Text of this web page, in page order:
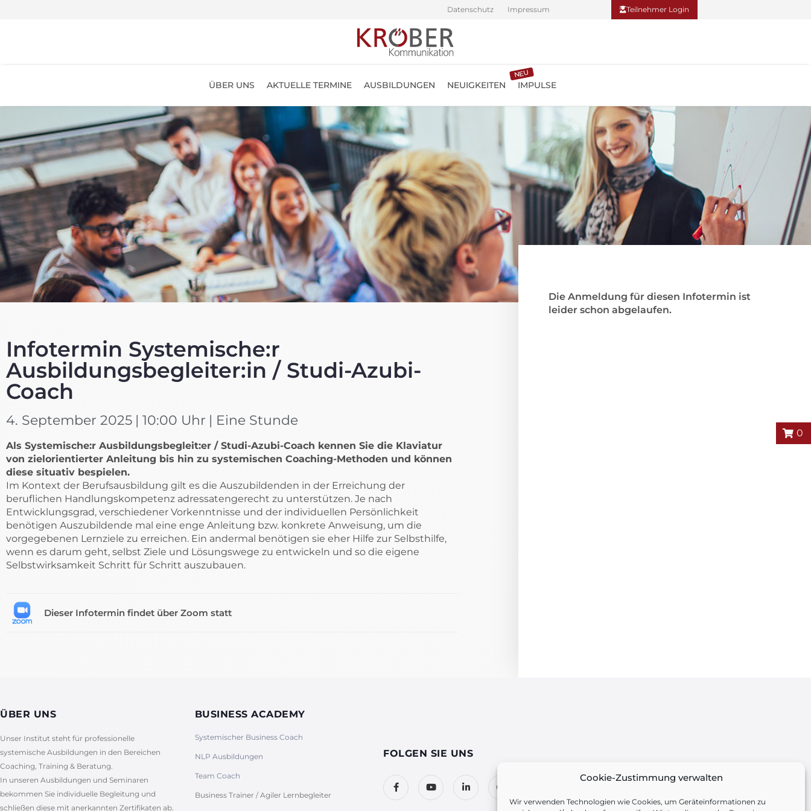
Cookie-Zustimmung verwalten
Wir verwenden Technologien wie Cookies, um Geräteinformationen zu
Datenschutz Impressum Teilnehmer Login
ÜBER UNS AKTUELLE TERMINE AUSBILDUNGEN NEUIGKEITEN IMPULSE
NEU
0
Infotermin Systemische:r
Ausbildungsbegleiter:in / Studi-Azubi-
Coach
4. September 2025 | 10:00 Uhr | Eine Stunde
Als Systemische:r Ausbildungsbegleit:er / Studi-Azubi-Coach kennen Sie die Klaviatur
von zielorientierter Anleitung bis hin zu systemischen Coaching-Methoden und können
diese situativ bespielen.
Im Kontext der Berufsausbildung gilt es die Auszubildenden in der Erreichung der
beruflichen Handlungskompetenz adressatengerecht zu unterstützen. Je nach
Entwicklungsgrad, verschiedener Vorkenntnisse und der individuellen Persönlichkeit
benötigen Auszubildende mal eine enge Anleitung bzw. konkrete Anweisung, um die
vorgegebenen Lernziele zu erreichen. Ein andermal benötigen sie eher Hilfe zur Selbsthilfe,
wenn es darum geht, selbst Ziele und Lösungswege zu entwickeln und so die eigene
Selbstwirksamkeit Schritt für Schritt auszubauen.
Dieser Infotermin findet über Zoom statt
Die Anmeldung für diesen Infotermin ist
leider schon abgelaufen.
ÜBER UNS
Unser Institut steht für professionelle
systemische Ausbildungen in den Bereichen
Coaching, Training & Beratung.
In unseren Ausbildungen und Seminaren
bekommen Sie individuelle Begleitung und
schließen diese mit anerkannten Zertifikaten ab.
BUSINESS ACADEMY
Systemischer Business Coach
NLP Ausbildungen
Team Coach
Business Trainer / Agiler Lernbegleiter
FOLGEN SIE UNS